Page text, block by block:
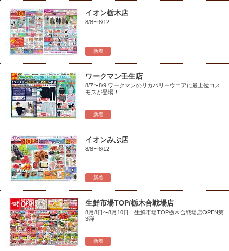
新着
イオン栃木店
8/8〜8/12
新着
ワークマン壬生店
8/7〜8/9 ワークマンのリカバリーウエアに最上位コス
モスが登場！
新着
イオンみぶ店
8/8〜8/12
新着
生鮮市場TOP/栃木合戦場店
8月8日〜8月10日 生鮮市場TOP栃木合戦場店OPEN第
3弾